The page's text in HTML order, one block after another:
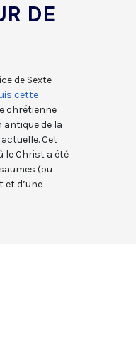
DE
de Sexte
cette
chrétienne
antique de la
Cet
le Christ a été
(ou
et d’une